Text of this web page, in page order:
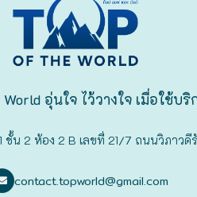
อุ่นใจ ไว้วางใจ เมื่อใช้บริ
น 2 ห้อง 2 B เลขที่ 21/7 ถนนวิภาวดี
contact.topworld@gmail.com